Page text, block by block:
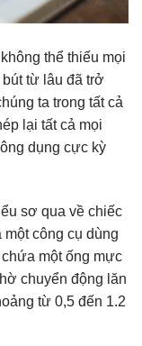
thể thiếu mọi
từ lâu đã trở
ta trong tất cả
lại tất cả mọi
dụng cực kỳ
sơ qua về chiếc
công cụ dùng
một ống mực
chuyển động lăn
từ 0,5 đến 1.2